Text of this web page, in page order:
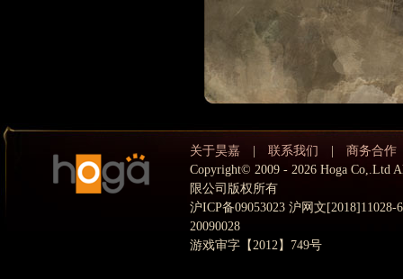
关于昊嘉 | 联系我们 | 商务合作
Copyright© 2009 - 2026 Hoga Co,.Ltd
限公司版权所有
沪ICP备09053023 沪网文
20090028
游戏审字【2012】749号